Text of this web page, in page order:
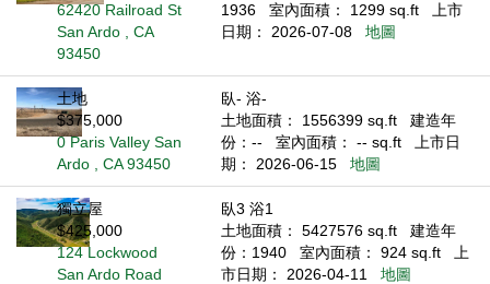
62420 Railroad St
San Ardo , CA
93450
1936
室內面積： 1299 sq.ft
上市
日期： 2026-07-08
地圖
土地
$375,000
0 Paris Valley San
Ardo , CA 93450
臥- 浴-
土地面積： 1556399 sq.ft
建造年
份：--
室內面積： -- sq.ft
上市日
期： 2026-06-15
地圖
獨立屋
$425,000
124 Lockwood
San Ardo Road
臥3 浴1
土地面積： 5427576 sq.ft
建造年
份：1940
室內面積： 924 sq.ft
上
市日期： 2026-04-11
地圖